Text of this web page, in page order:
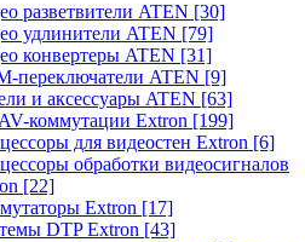
разветвители ATEN [30]
удлинители ATEN [79]
конвертеры ATEN [31]
переключатели ATEN [9]
и аксессуары ATEN [63]
коммутации Extron [199]
для видеостен Extron [6]
обработки видеосигналов
[22]
Extron [17]
DTP Extron [43]